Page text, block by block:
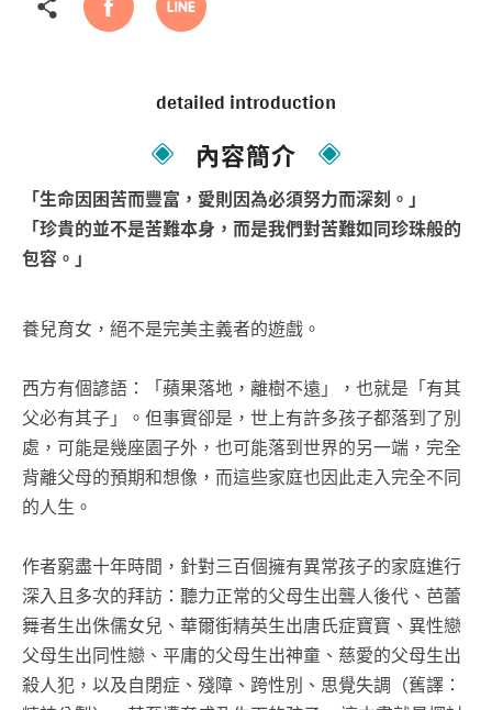
detailed introduction
內容簡介
「生命因困苦而豐富，愛則因為必須努力而深刻。」
「珍貴的並不是苦難本身，而是我們對苦難如同珍珠般的
包容。」
養兒育女，絕不是完美主義者的遊戲。
西方有個諺語：「蘋果落地，離樹不遠」，也就是「有其
父必有其子」。但事實卻是，世上有許多孩子都落到了別
處，可能是幾座園子外，也可能落到世界的另一端，完全
背離父母的預期和想像，而這些家庭也因此走入完全不同
的人生。
作者窮盡十年時間，針對三百個擁有異常孩子的家庭進行
深入且多次的拜訪：聽力正常的父母生出聾人後代、芭蕾
舞者生出侏儒女兒、華爾街精英生出唐氏症寶寶、異性戀
父母生出同性戀、平庸的父母生出神童、慈愛的父母生出
殺人犯，以及自閉症、殘障、跨性別、思覺失調（舊譯：